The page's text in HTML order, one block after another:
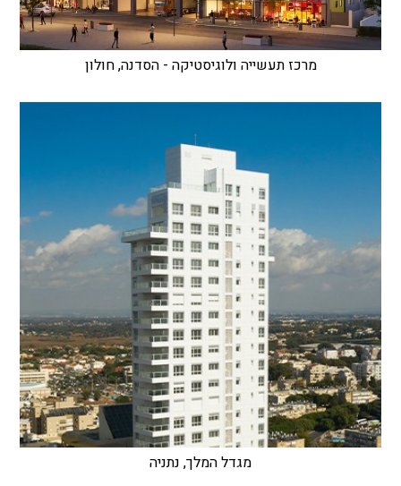
מרכז תעשייה ולוגיסטיקה - הסדנה, חולון
מגדל המלך, נתניה